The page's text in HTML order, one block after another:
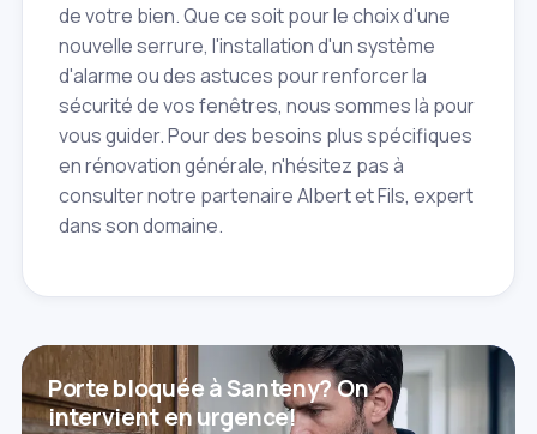
de votre bien. Que ce soit pour le choix d'une
nouvelle serrure, l'installation d'un système
d'alarme ou des astuces pour renforcer la
sécurité de vos fenêtres, nous sommes là pour
vous guider. Pour des besoins plus spécifiques
en rénovation générale, n'hésitez pas à
consulter notre partenaire Albert et Fils, expert
dans son domaine.
Porte bloquée à Santeny? On
intervient en urgence!